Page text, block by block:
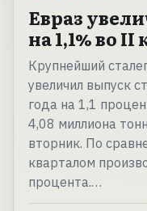
Евраз
на 1,1% во II
Крупнейший
увеличил выпуск
года на 1,1
4,08 миллиона
вторник. По
кварталом
процента.…